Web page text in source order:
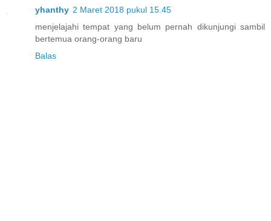
yhanthy 2 Maret 2018 pukul 15.45
menjelajahi tempat yang belum pernah dikunjungi sambil
bertemua orang-orang baru
Balas